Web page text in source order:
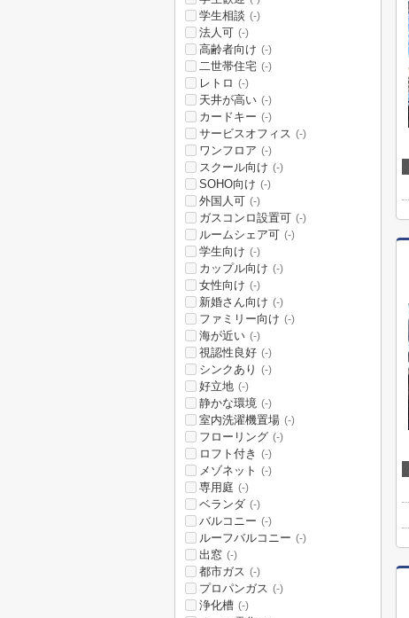
学生相談 (-)
法人可 (-)
高齢者向け (-)
二世帯住宅 (-)
レトロ (-)
天井が高い (-)
カードキー (-)
サービスオフィス (-)
ワンフロア (-)
スクール向け (-)
SOHO向け (-)
外国人可 (-)
ガスコンロ設置可 (-)
ルームシェア可 (-)
学生向け (-)
カップル向け (-)
女性向け (-)
新婚さん向け (-)
ファミリー向け (-)
海が近い (-)
視認性良好 (-)
シンクあり (-)
好立地 (-)
静かな環境 (-)
室内洗濯機置場 (-)
フローリング (-)
ロフト付き (-)
メゾネット (-)
専用庭 (-)
ベランダ (-)
バルコニー (-)
ルーフバルコニー (-)
出窓 (-)
都市ガス (-)
プロパンガス (-)
浄化槽 (-)